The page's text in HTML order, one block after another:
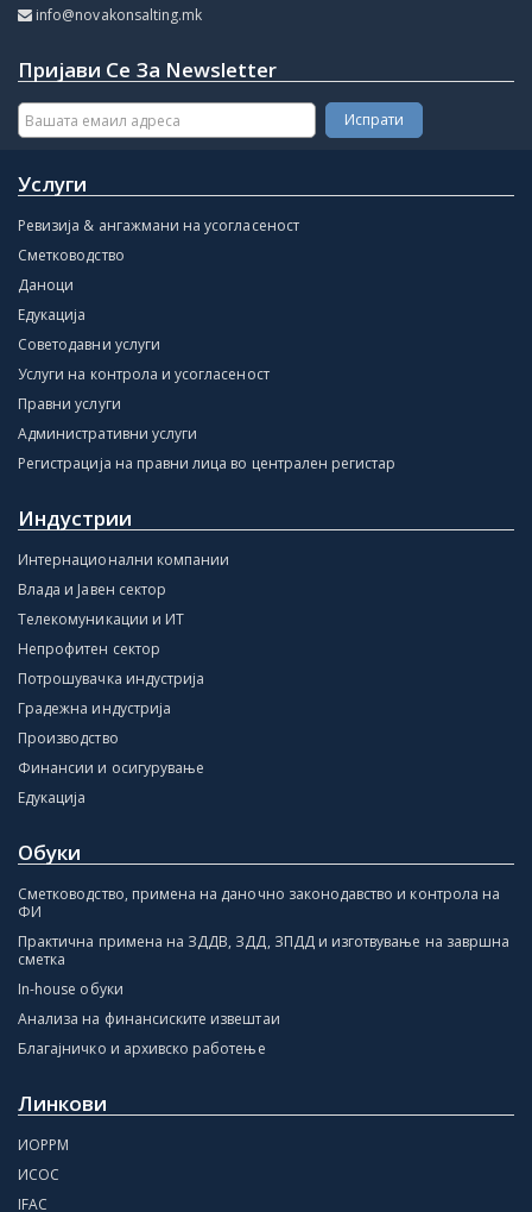
info@novakonsalting.mk
Пријави Се За Newsletter
Услуги
Ревизија & ангажмани на усогласеност
Сметководство
Даноци
Едукација
Советодавни услуги
Услуги на контрола и усогласеност
Правни услуги
Административни услуги
Регистрација на правни лица во централен регистар
Индустрии
Интернационални компании
Влада и Јавен сектор
Телекомуникации и ИТ
Непрофитен сектор
Потрошувачка индустрија
Градежна индустрија
Производство
Финансии и осигурување
Едукација
Обуки
Сметководство, примена на даночно законодавство и контрола на
ФИ
Практична примена на ЗДДВ, ЗДД, ЗПДД и изготвување на завршна
сметка
In-house обуки
Анализа на финансиските извештаи
Благајничко и архивско работење
Линкови
ИОРРМ
ИСОС
IFAC